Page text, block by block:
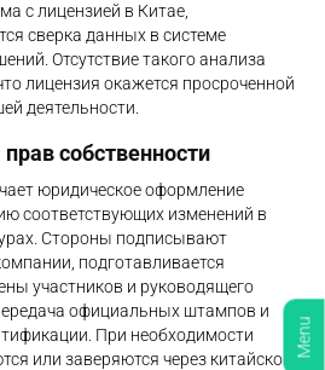
с лицензией в Китае,
сверка данных в системе
Отсутствие такого анализа
лицензия окажется просроченной
деятельности.
собственности
юридическое оформление
соответствующих изменений в
Стороны подписывают
подготавливается
участников и руководящего
официальных штампов и
При необходимости
или заверяются через китайского
Menu